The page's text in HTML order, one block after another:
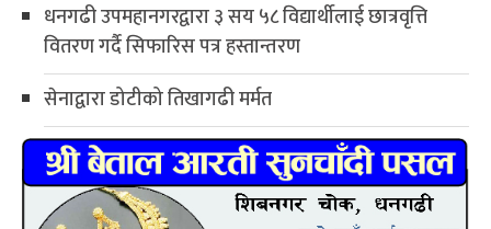
धनगढी उपमहानगरद्वारा ३ सय ५८ विद्यार्थीलाई छात्रवृत्ति
वितरण गर्दै सिफारिस पत्र हस्तान्तरण
सेनाद्वारा डोटीको तिखागढी मर्मत